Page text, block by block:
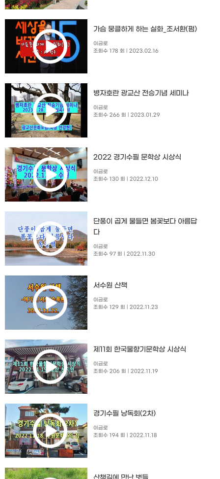
가슴 뭉클하게 하는 실화_조서환(펌)
이금로
조회수 178 회
| 2023.02.16
병자호란 광교산 전승기념 세미나
이금로
조회수 266 회
| 2023.01.29
2022 경기수필 문학상 시상식
이금로
조회수 130 회
| 2022.12.10
단풍이 곱게 물들면 봄꽃보다 아름답
다
이금로
조회수 97 회
| 2022.11.30
서수원 산책
이금로
조회수 129 회
| 2022.11.23
제11회 한국물향기문학상 시상식
이금로
조회수 206 회
| 2022.11.19
경기수필 낭독회(2차)
이금로
조회수 194 회
| 2022.11.18